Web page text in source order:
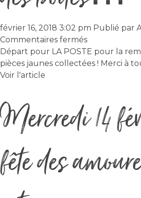
février 16, 2018 3:02 pm Publié par
Commentaires ferméssur
Départ
pour
la
remise
Départ pour LA POSTE pour la
pièces jaunes collectées ! Merci à
Voir l'article
Mercredi 14
fête des